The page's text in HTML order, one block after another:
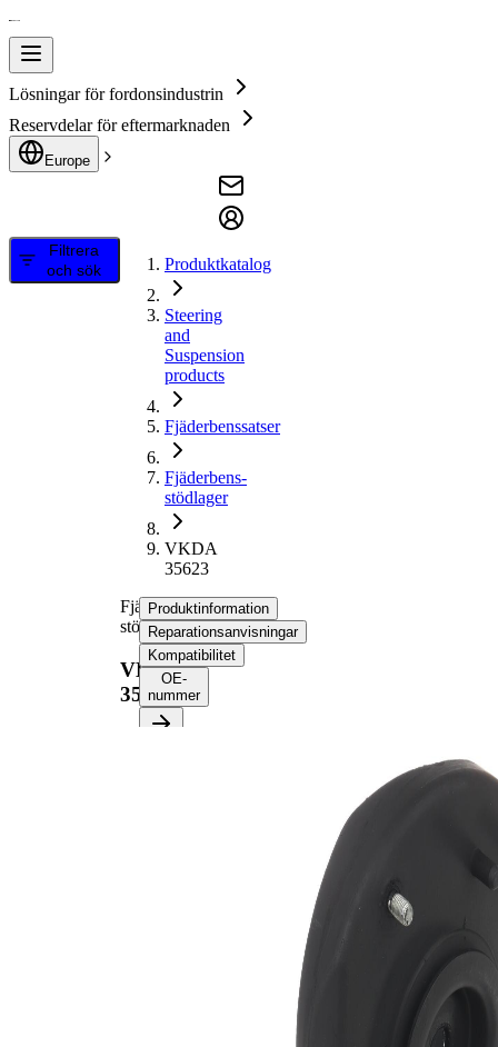
Lösningar för fordonsindustrin
Reservdelar för eftermarknaden
Europe
Filtrera
och sök
Produktkatalog
Steering
and
Suspension
products
Fjäderbenssatser
Fjäderbens-
stödlager
VKDA
35623
Fjäderbens-
stödlager
VKDA
35623
Produktinformation
Reparationsanvisningar
Kompatibilitet
OE-
nummer
Värde
Kompletteringsartikel/tilläggsinfo
VKDA
35624
utbyte parvis rekommenderas